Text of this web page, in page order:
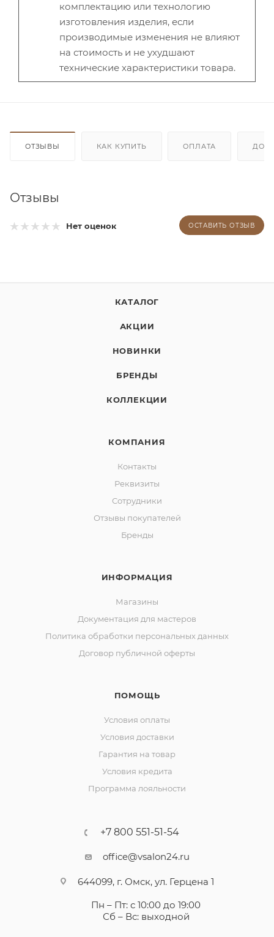
комплектацию или технологию
изготовления изделия, если
производимые изменения не влияют
на стоимость и не ухудшают
технические характеристики товара.
ОТЗЫВЫ КАК КУПИТЬ ОПЛАТА
Отзывы
Нет оценок ОСТАВИТЬ ОТЗЫВ
КАТАЛОГ
АКЦИИ
НОВИНКИ
БРЕНДЫ
КОЛЛЕКЦИИ
КОМПАНИЯ
Контакты
Реквизиты
Сотрудники
Отзывы покупателей
Бренды
ИНФОРМАЦИЯ
Магазины
Документация для мастеров
Политика обработки персональных данных
Договор публичной оферты
ПОМОЩЬ
Условия оплаты
Условия доставки
Гарантия на товар
Условия кредита
Программа лояльности
+7 800 551-51-54
office@vsalon24.ru
644099, г. Омск, ул. Герцена 1
Пн – Пт: с 10:00 до 19:00
Сб – Вс: выходной